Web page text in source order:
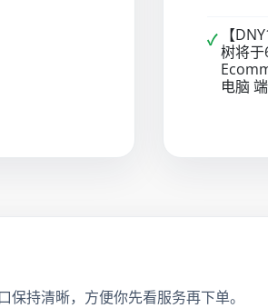
✓
【
树将于
电脑 端
持清晰，方便你先看服务再下单。